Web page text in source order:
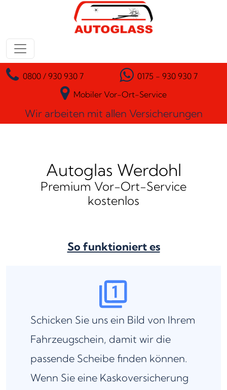
Zum Inhalt springen
Hauptnavigation
0800 / 930 930 7
0175 - 930 930 7
Mobiler Vor-Ort-Service
Wir arbeiten mit allen Versicherungen
Autoglas Werdohl
Premium Vor-Ort-Service
kostenlos
So funktioniert es
Schicken Sie uns ein Bild von Ihrem
Fahrzeugschein, damit wir die
passende Scheibe finden können.
Wenn Sie eine Kaskoversicherung